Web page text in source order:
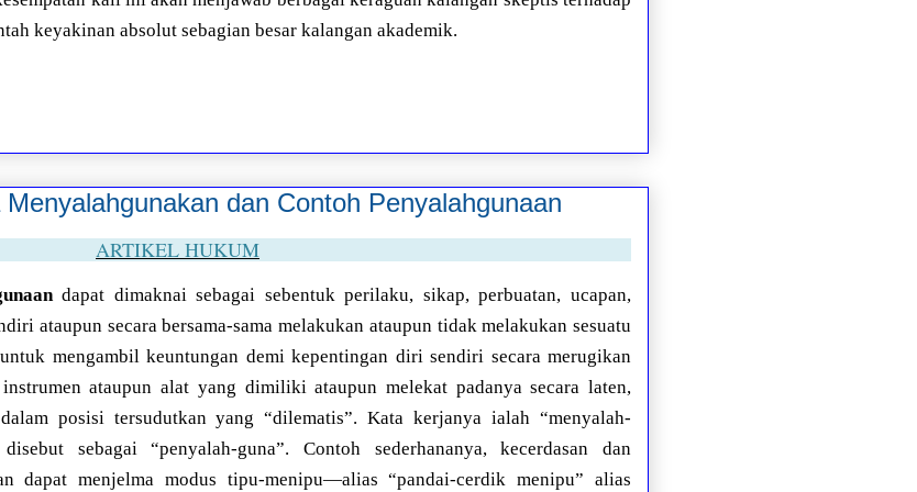
keyakinan absolut sebagian besar kalangan akademik.
dan Contoh Penyalahgunaan
ARTIKEL HUKUM
dapat dimaknai sebagai sebentuk perilaku, sikap, perbuatan, ucapan,
ataupun secara bersama-sama melakukan ataupun tidak melakukan sesuatu
mengambil keuntungan demi kepentingan diri sendiri secara merugikan
ataupun alat yang dimiliki ataupun melekat padanya secara laten,
posisi tersudutkan yang “dilematis”. Kata kerjanya ialah “menyalah-
sebagai “penyalah-guna”. Contoh sederhananya, kecerdasan dan
dapat menjelma modus tipu-menipu—alias “pandai-cerdik menipu” alias